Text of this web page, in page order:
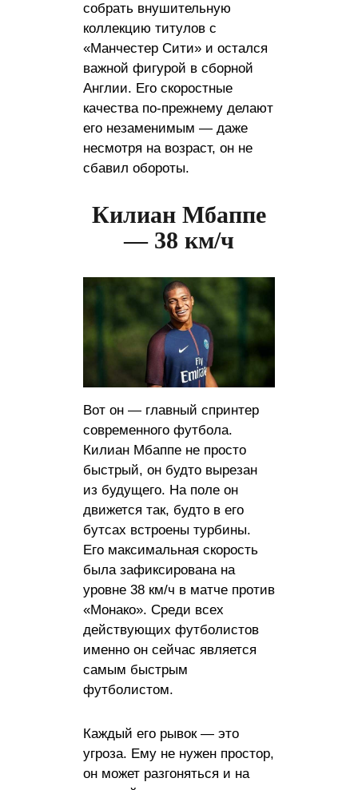
собрать внушительную
коллекцию титулов с
«Манчестер Сити» и остался
важной фигурой в сборной
Англии. Его скоростные
качества по-прежнему делают
его незаменимым — даже
несмотря на возраст, он не
сбавил обороты.
Килиан Мбаппе
— 38 км/ч
Вот он — главный спринтер
современного футбола.
Килиан Мбаппе не просто
быстрый, он будто вырезан
из будущего. На поле он
движется так, будто в его
бутсах встроены турбины.
Его максимальная скорость
была зафиксирована на
уровне 38 км/ч в матче против
«Монако». Среди всех
действующих футболистов
именно он сейчас является
самым быстрым
футболистом.
Каждый его рывок — это
угроза. Ему не нужен простор,
он может разгоняться и на